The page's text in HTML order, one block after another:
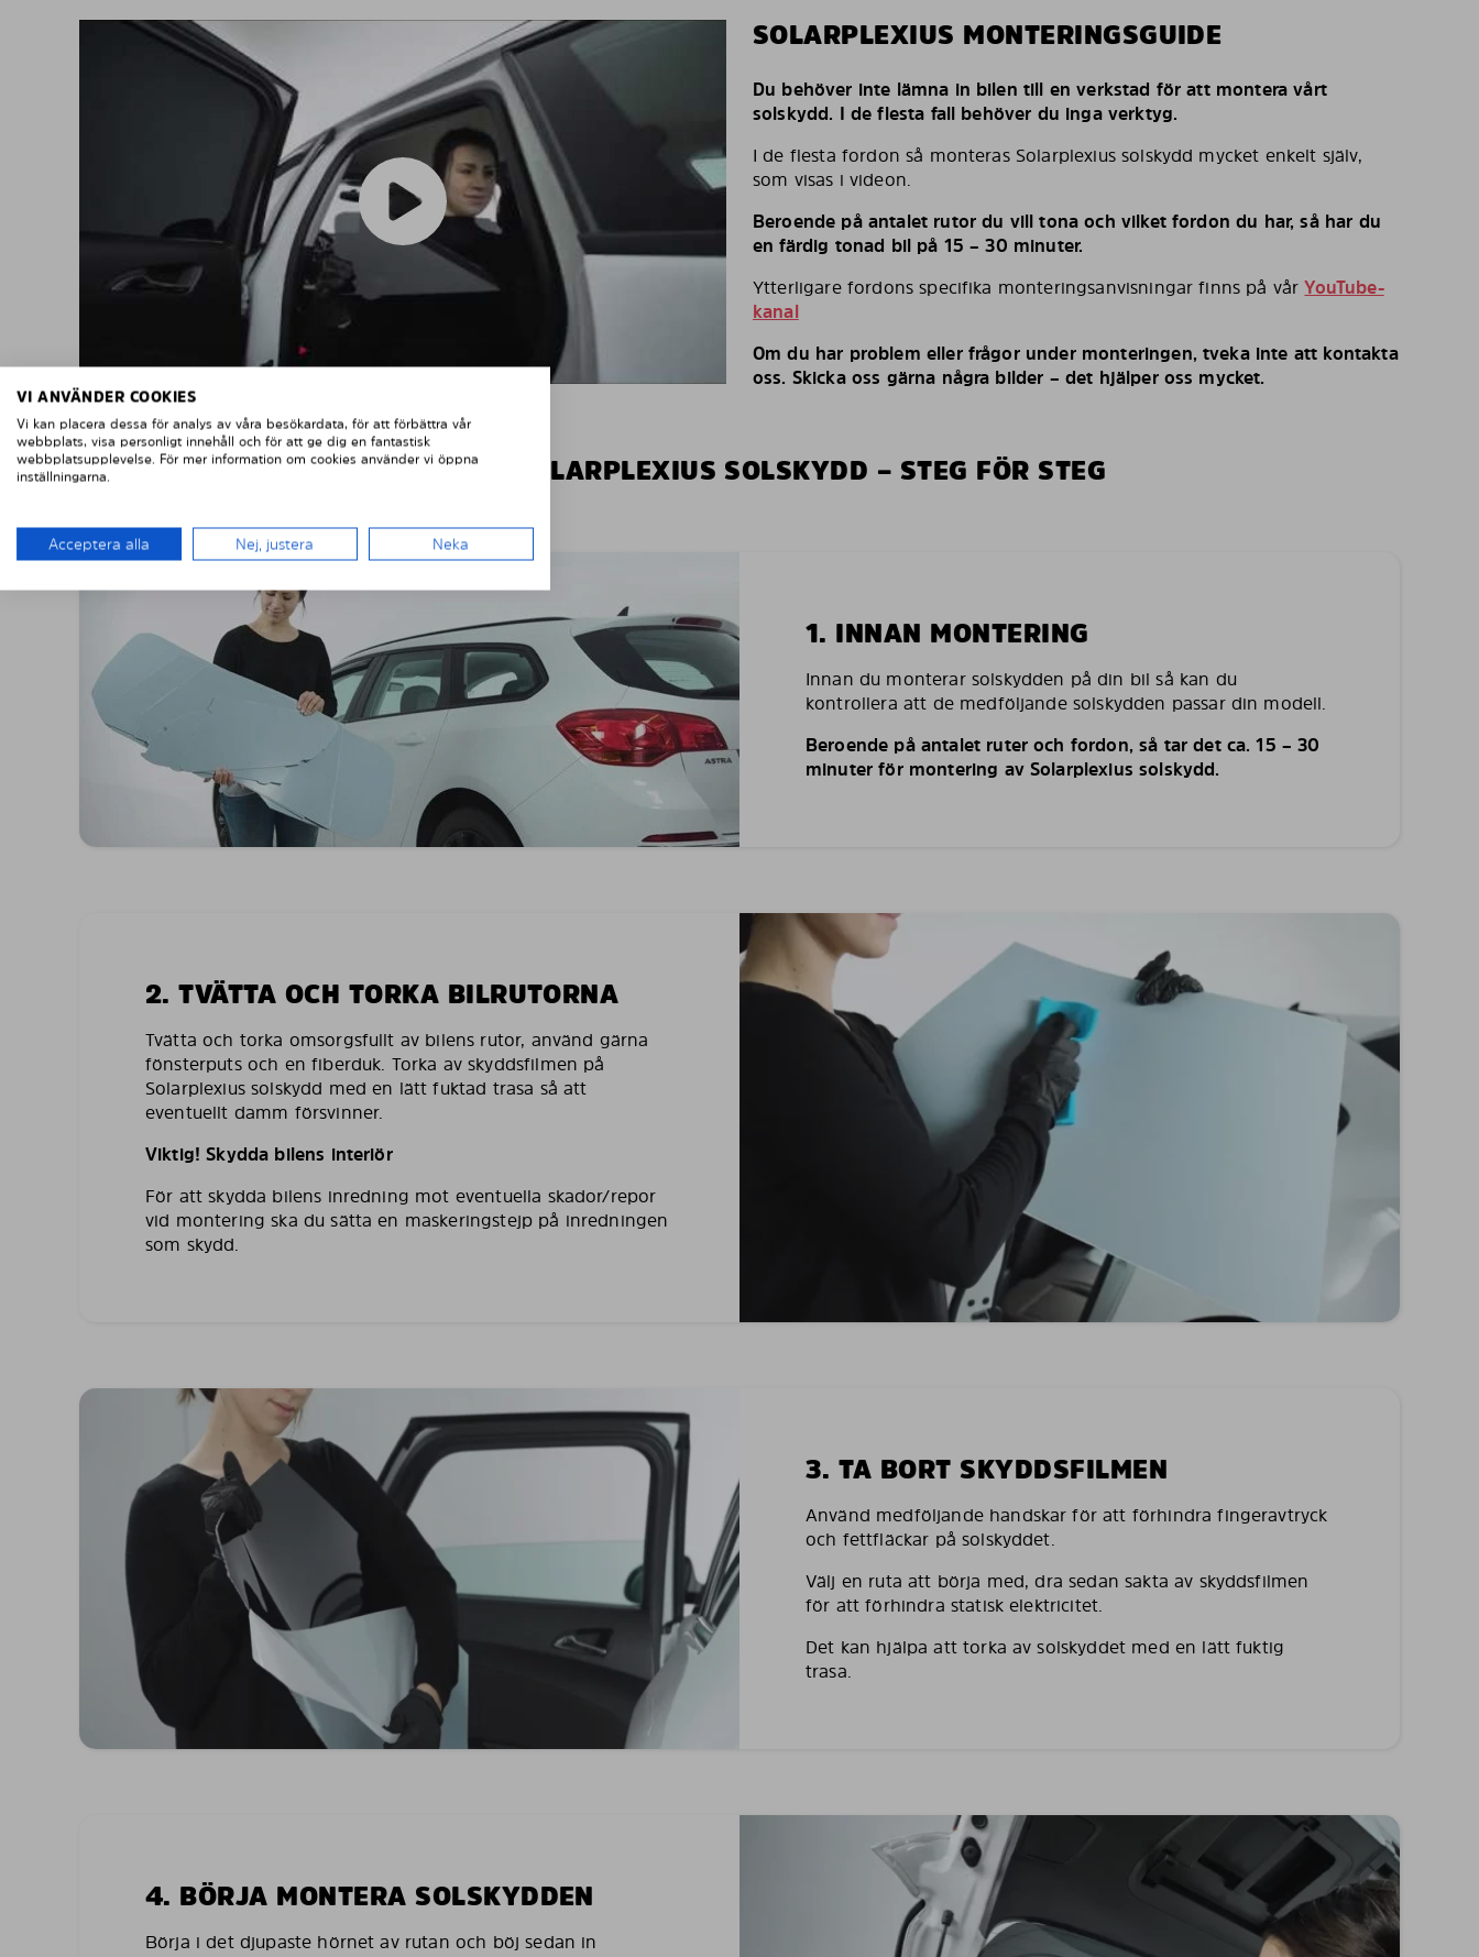
SOLARPLEXIUS MONTERINGSGUIDE
Du behöver inte lämna in bilen till en verkstad för att montera vårt
solskydd. I de flesta fall behöver du inga verktyg.
I de flesta fordon så monteras Solarplexius solskydd mycket enkelt själv,
som visas i videon.
Beroende på antalet rutor du vill tona och vilket fordon du har, så har du
en färdig tonad bil på 15 – 30 minuter.
Ytterligare fordons specifika monteringsanvisningar finns på vårYouTube-
kanal
Om du har problem eller frågor under monteringen, tveka inte att kontakta
oss. Skicka oss gärna några bilder – det hjälper oss mycket.
MONTERING AV SOLARPLEXIUS SOLSKYDD – STEG FÖR STEG
1. INNAN MONTERING
Innan du monterar solskydden på din bil så kan du
kontrollera att de medföljande solskydden passar din modell.
Beroende på antalet ruter och fordon, så tar det ca. 15 – 30
minuter för montering av Solarplexius solskydd.
2. TVÄTTA OCH TORKA BILRUTORNA
Tvätta och torka omsorgsfullt av bilens rutor, använd gärna
fönsterputs och en fiberduk. Torka av skyddsfilmen på
Solarplexius solskydd med en lätt fuktad trasa så att
eventuellt damm försvinner.
Viktig! Skydda bilens interiör
För att skydda bilens inredning mot eventuella skador/repor
vid montering ska du sätta en maskeringstejp på inredningen
som skydd.
3. TA BORT SKYDDSFILMEN
Använd medföljande handskar för att förhindra fingeravtryck
och fettfläckar på solskyddet.
Välj en ruta att börja med, dra sedan sakta av skyddsfilmen
för att förhindra statisk elektricitet.
Det kan hjälpa att torka av solskyddet med en lätt fuktig
trasa.
4. BÖRJA MONTERA SOLSKYDDEN
Börja i det djupaste hörnet av rutan och böj sedan in
VI ANVÄNDER COOKIES
Vi kan placera dessa för analys av våra besökardata, för att förbättra vår
webbplats, visa personligt innehåll och för att ge dig en fantastisk
webbplatsupplevelse. För mer information om cookies använder vi öppna
inställningarna.
Acceptera alla Nej, justera Neka